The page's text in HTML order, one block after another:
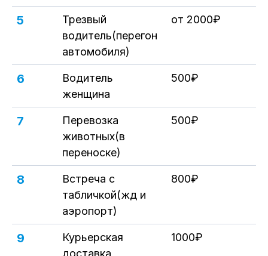
5
Трезвый
водитель(перегон
автомобиля)
от 2000₽
6
Водитель
женщина
500₽
7
Перевозка
животных(в
переноске)
500₽
8
Встреча с
табличкой(жд и
аэропорт)
800₽
9
Курьерская
доставка
1000₽